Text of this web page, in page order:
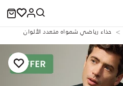
حذاء رياضي شمواه متعدد الألوان